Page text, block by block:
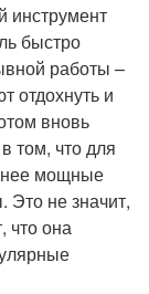
инструмент
быстро
работы –
отдохнуть и
вновь
том, что для
мощные
Это не значит,
что она